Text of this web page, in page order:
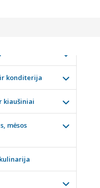
konditerija
kiaušiniai
mėsos